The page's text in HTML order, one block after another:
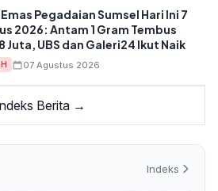
Pegadaian Sumsel Hari Ini 7
2026: Antam 1 Gram Tembus
Juta, UBS dan Galeri24 Ikut Naik
07 Agustus 2026
Berita →
Indeks